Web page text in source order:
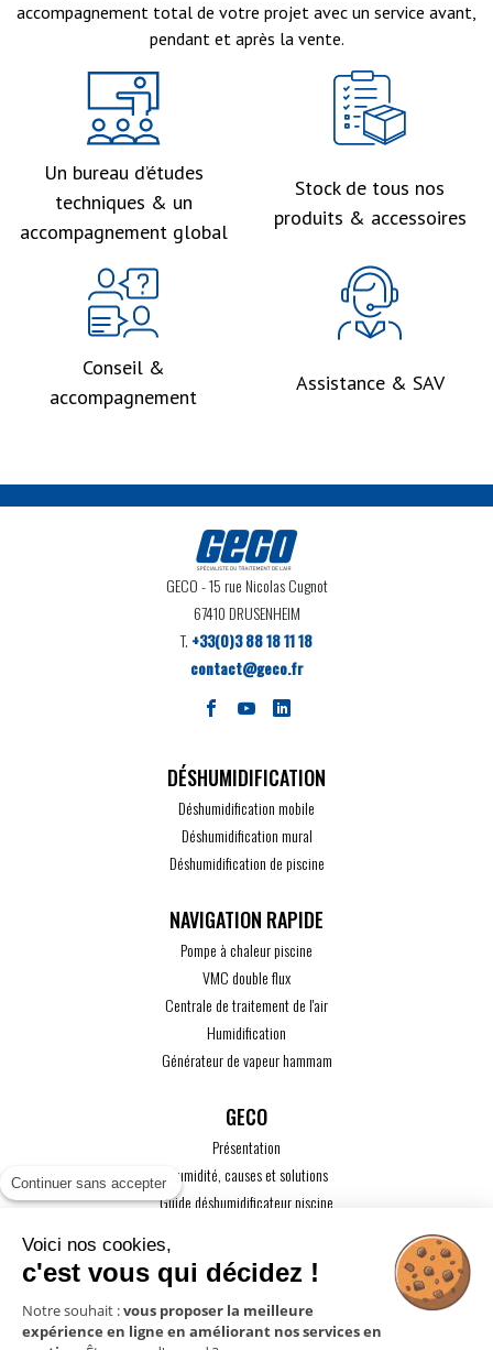
Continuer sans accepter
Voici nos cookies,
c'est vous qui décidez !
Notre souhait :vous proposer la meilleure
expérience en ligne en améliorant nos services en
accompagnement total de votre projet avec un service avant,
pendant et après la vente.
Un bureau d’études
techniques & un
accompagnement global
Stock de tous nos
produits & accessoires
Conseil &
accompagnement
Assistance & SAV
GECO- 15 rue Nicolas Cugnot
67410 DRUSENHEIM
T. +33(0)3 88 18 11 18
contact@geco.fr
DÉSHUMIDIFICATION
Déshumidification mobile
Déshumidification mural
Déshumidification de piscine
Pompe à chaleur piscine
VMC double flux
Centrale de traitement de l'air
Humidification
Générateur de vapeur hammam
GECO
Présentation
L'humidité, causes et solutions
Guide déshumidificateur piscine
Guide VMC
ACTUALITÉS